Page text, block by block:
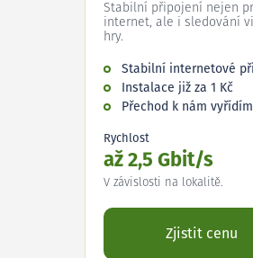
Stabilní připojení nejen
internet, ale i sledování
hry.
Stabilní internetové
Instalace již za 1 Kč
Přechod k nám
Rychlost
až 2,5 Gbit/s
V závislosti na lokalitě.
Zjistit cenu